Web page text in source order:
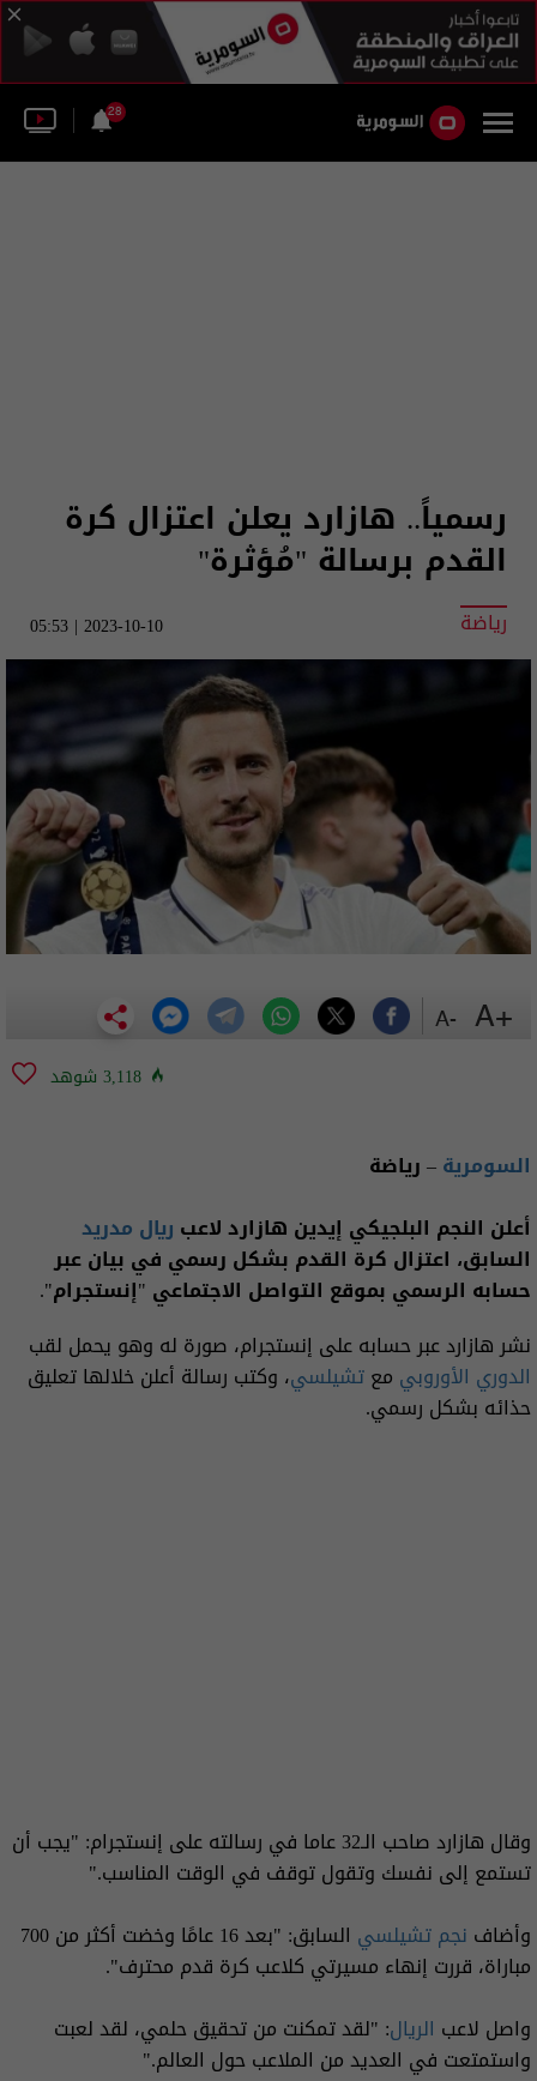
28
رسمياً.. هازارد يعلن اعتزال كرة
القدم برسالة "مُؤثرة"
رياضة 2023-10-10 | 05:53
3,118 شوهد
السومرية– رياضة
أعلن النجم البلجيكي إيدين هازارد لاعب ريال مدريد
السابق، اعتزال كرة القدم بشكل رسمي في بيان عبر
حسابه الرسمي بموقع التواصل الاجتماعي "إنستجرام".
نشر هازارد عبر حسابه على إنستجرام، صورة له وهو يحمل لقب
الدوري الأوروبي معتشيلسي، وكتب رسالة أعلن خلالها تعليق
حذائه بشكل رسمي.
وقال هازارد صاحب الـ32 عاما في رسالته على إنستجرام: "يجب أن
تستمع إلى نفسك وتقول توقف في الوقت المناسب."
وأضاف نجم تشيلسي
السابق: "بعد 16 عامًا وخضت أكثر من 700
مباراة، قررت إنهاء مسيرتي كلاعب كرة قدم محترف".
واصل لاعب الريال: "لقد تمكنت من تحقيق حلمي، لقد لعبت
واستمتعت في العديد من الملاعب حول العالم."
+A
-A